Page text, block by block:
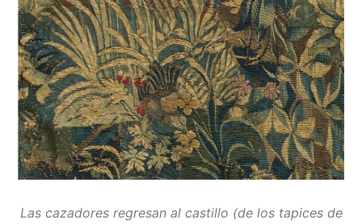
Las cazadores regresan al castillo (de los tapices de